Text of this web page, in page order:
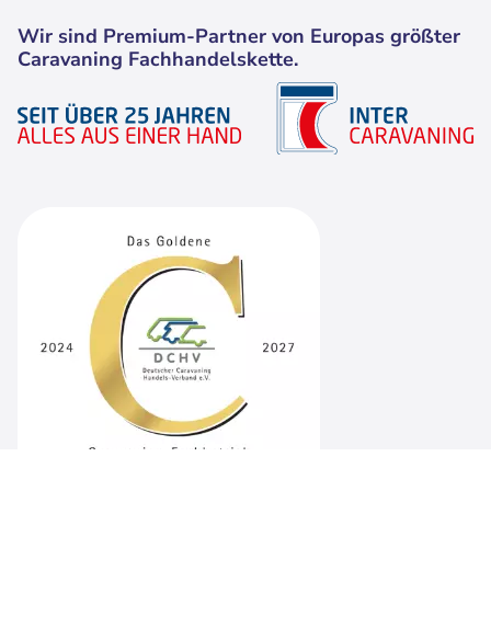
Wir sind Premium-Partner von Europas größter
Caravaning Fachhandelskette.